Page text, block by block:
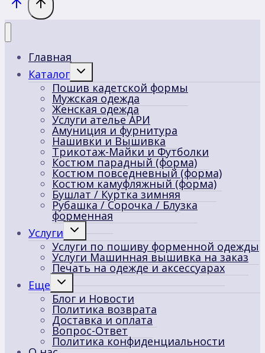
Главная
Каталог
Переключить
меню
Пошив кадетской формы
Мужская одежда
Женская одежда
Услуги ателье АРИ
Амуниция и фурнитура
Нашивки и Вышивка
Трикотаж-Майки и Футболки
Костюм парадный (форма)
Костюм повседневный (форма)
Костюм камуфляжный (форма)
Бушлат / Куртка зимняя
Рубашка / Сорочка / Блузка
форменная
Услуги
Переключить
дочернее
меню
Услуги по пошиву форменной одежды
Услуги Машинная вышивка на заказ
Печать на одежде и аксессуарах
Еще
Переключить
дочернее
меню
Блог и Новости
Политика возврата
Доставка и оплата
Вопрос-Ответ
Политика конфиденциальности